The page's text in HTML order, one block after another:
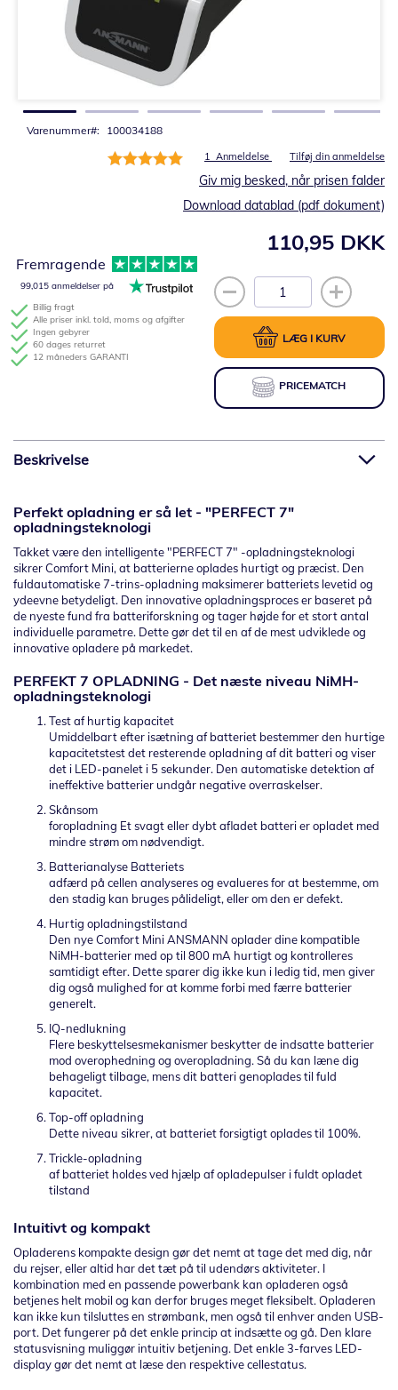
Varenummer 100034188
Bedømmelse:
1 Anmeldelse Tilføj din anmeldelse
110,95 DKK
Giv mig besked, når prisen falder
LÆG I KURV
PRICEMATCH
Billig fragt
Alle priser inkl. told, moms og afgifter
Ingen gebyrer
60 dages returret
12 måneders GARANTI
Fremragende
99,015 anmeldelser på
Download datablad (pdf dokument)
billedgalleriet
Beskrivelse
Perfekt opladning er så let - "PERFECT 7"
opladningsteknologi
Takket være den intelligente "PERFECT 7" -opladningsteknologi
sikrer Comfort Mini, at batterierne oplades hurtigt og præcist. Den
fuldautomatiske 7-trins-opladning maksimerer batteriets levetid og
ydeevne betydeligt. Den innovative opladningsproces er baseret på
de nyeste fund fra batteriforskning og tager højde for et stort antal
individuelle parametre. Dette gør det til en af de mest udviklede og
innovative opladere på markedet.
PERFEKT 7 OPLADNING - Det næste niveau NiMH-
opladningsteknologi
Test af hurtig kapacitet
Umiddelbart efter isætning af batteriet bestemmer den hurtige
kapacitetstest det resterende opladning af dit batteri og viser
det i LED-panelet i 5 sekunder. Den automatiske detektion af
ineffektive batterier undgår negative overraskelser.
Skånsom
foropladning Et svagt eller dybt afladet batteri er opladet med
mindre strøm om nødvendigt.
Batterianalyse Batteriets
adfærd på cellen analyseres og evalueres for at bestemme, om
den stadig kan bruges pålideligt, eller om den er defekt.
Hurtig opladningstilstand
Den nye Comfort Mini ANSMANN oplader dine kompatible
NiMH-batterier med op til 800 mA hurtigt og kontrolleres
samtidigt efter. Dette sparer dig ikke kun i ledig tid, men giver
dig også mulighed for at komme forbi med færre batterier
generelt.
IQ-nedlukning
Flere beskyttelsesmekanismer beskytter de indsatte batterier
mod overophedning og overopladning.Så du kan læne dig
behageligt tilbage, mens dit batteri genoplades til fuld
kapacitet.
Top-off opladning
Dette niveau sikrer, at batteriet forsigtigt oplades til 100%.
Trickle-opladning
af batteriet holdes ved hjælp af opladepulser i fuldt opladet
tilstand
Intuitivt og kompakt
Opladerens kompakte design gør det nemt at tage det med dig, når
du rejser, eller altid har det tæt på til udendørs aktiviteter. I
kombination med en passende powerbank kan opladeren også
betjenes helt mobil og kan derfor bruges meget fleksibelt.Opladeren
kan ikke kun tilsluttes en strømbank, men også til enhver anden USB-
port. Det fungerer på det enkle princip at indsætte og gå. Den klare
statusvisning muliggør intuitiv betjening. Det enkle 3-farves LED-
display gør det nemt at læse den respektive cellestatus.